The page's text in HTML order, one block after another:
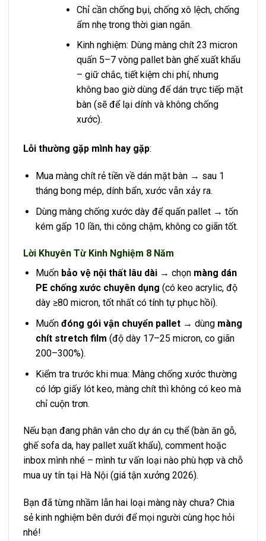
Chỉ cần chống bụi, chống xô lệch, chống
ẩm nhẹ trong thời gian ngắn.
Kinh nghiệm: Dùng màng chít 23 micron
quấn 5–7 vòng pallet bàn ghế xuất khẩu
– giữ chắc, tiết kiệm chi phí, nhưng
không bao giờ dùng để dán trực tiếp mặt
bàn (sẽ để lại dính và không chống
xước).
Lỗi thường gặp mình hay gặp:
Mua màng chít rẻ tiền về dán mặt bàn → sau 1
tháng bong mép, dính bẩn, xước vẫn xảy ra.
Dùng màng chống xước dày để quấn pallet → tốn
kém gấp 10 lần, thi công chậm, không co giãn tốt.
Lời Khuyên Từ Kinh Nghiệm 8 Năm
Muốn bảo vệ nội thất lâu dài→ chọn màng dán
PE chống xước chuyên dụng (có keo acrylic, độ
dày ≥80 micron, tốt nhất có tính tự phục hồi).
Muốn đóng gói vận chuyển pallet→ dùng màng
chít stretch film (độ dày 17–25 micron, co giãn
200–300%).
Kiểm tra trước khi mua: Màng chống xước thường
có lớp giấy lót keo, màng chít thì không có keo mà
chỉ cuộn trơn.
Nếu bạn đang phân vân cho dự án cụ thể (bàn ăn gỗ,
ghế sofa da, hay pallet xuất khẩu), comment hoặc
inbox mình nhé – mình tư vấn loại nào phù hợp và chỗ
mua uy tín tại Hà Nội (giá tận xưởng 2026).
Bạn đã từng nhầm lẫn hai loại màng này chưa? Chia
sẻ kinh nghiệm bên dưới để mọi người cùng học hỏi
nhé!